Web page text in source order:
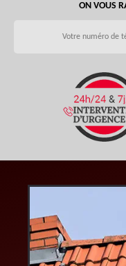
ON VOUS